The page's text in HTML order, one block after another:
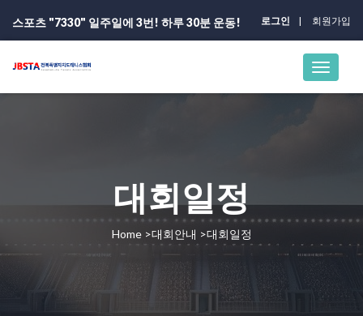
스포츠 "7330" 일주일에 3번! 하루 30분 운동! 로그인 회원가입
대회일정
Home >대회안내 >대회일정